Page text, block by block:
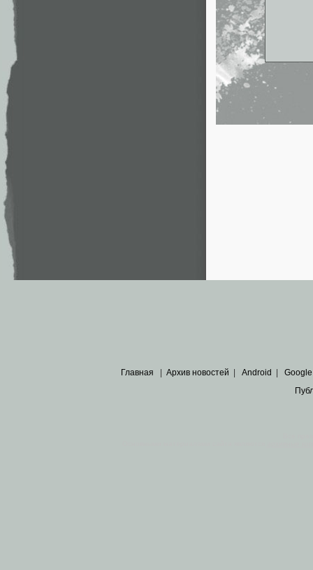
Главная Архив новостей Android Google